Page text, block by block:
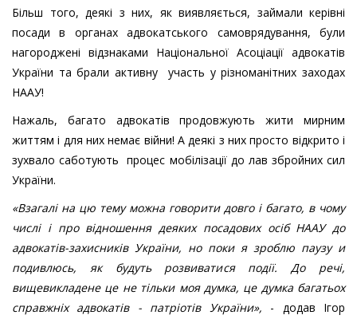
Більш того, деякі з них, як виявляється, займали керівні
посади в органах адвокатського самоврядування, були
нагороджені відзнаками Національної Асоціації адвокатів
України та брали активну участь у різноманітних заходах
НААУ!
Нажаль, багато адвокатів продовжують жити мирним
життям і для них немає війни! А деякі з них просто відкрито і
зухвало саботують процес мобілізації до лав збройних сил
України.
«Взагалі на цю тему можна говорити довго і багато, в чому
числі і про відношення деяких посадових осіб НААУ до
адвокатів-захисників України, но поки я зроблю паузу и
подивлюсь, як будуть розвиватися події. До речі,
вищевикладене це не тільки моя думка, це думка багатьох
справжніх адвокатів - патріотів України», - додав Ігор